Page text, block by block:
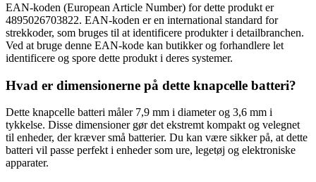
EAN-koden (European Article Number) for dette produkt er
4895026703822. EAN-koden er en international standard for
strekkoder, som bruges til at identificere produkter i detailbranchen.
Ved at bruge denne EAN-kode kan butikker og forhandlere let
identificere og spore dette produkt i deres systemer.
Hvad er dimensionerne på dette knapcelle batteri?
Dette knapcelle batteri måler 7,9 mm i diameter og 3,6 mm i
tykkelse. Disse dimensioner gør det ekstremt kompakt og velegnet
til enheder, der kræver små batterier. Du kan være sikker på, at dette
batteri vil passe perfekt i enheder som ure, legetøj og elektroniske
apparater.